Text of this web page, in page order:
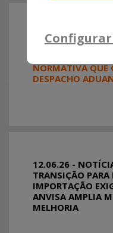
NOTÍCIAS
RECEITA
NORMATIVA QUE
DESPACHO
12.06.26 -
TRANSIÇÃO
IMPORTAÇÃO
ANVISA AMPLIA
MELHORIA